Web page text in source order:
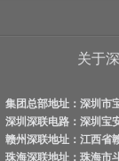
关于
集团总部地址：深圳市
深圳深联电路：深圳宝
赣州深联地址：江西省
珠海深联地址：珠海市